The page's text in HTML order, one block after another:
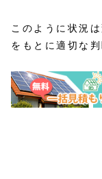
このように状況
をもとに適切な